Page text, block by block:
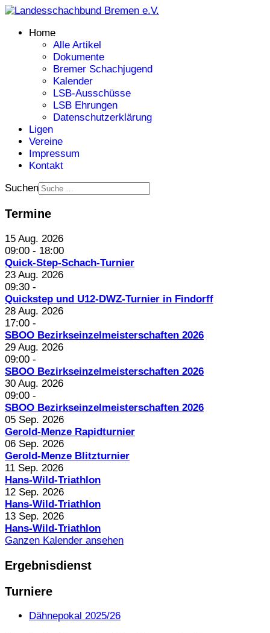
Home
Alle Artikel
Dokumente
Bremer Schachjugend
Kalender
LSB-Ausschüsse
LSB Ehrungen
Datenschutzerklärung
Ligen
Vereine
Impressum
Kontakt
Suchen
Termine
15 Aug. 2026
09:00 - 18:00
Quick-Step-Schach-Turnier
23 Aug. 2026
09:30 -
Quickstep und U12-DWZ-Turnier in Findorff
28 Aug. 2026
17:00 -
SBOO Bezirkseinzelmeisterschaften 2026
29 Aug. 2026
09:00 -
SBOO Bezirkseinzelmeisterschaften 2026
30 Aug. 2026
09:00 -
SBOO Bezirkseinzelmeisterschaften 2026
05 Sep. 2026
Gerold-Menze Rapidturnier
06 Sep. 2026
Gerold-Menze Blitzturnier
11 Sep. 2026
Hans-Wild-Triathlon
12 Sep. 2026
Hans-Wild-Triathlon
13 Sep. 2026
Hans-Wild-Triathlon
Ganzen Kalender ansehen
Ergebnisdienst
Turniere
Dähnepokal 2025/26